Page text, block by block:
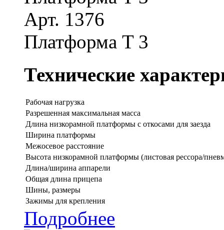
Арт. 1376
Платформа T 3
Технические
Рабочая нагрузка
Разрешенная максимальная масса
Длина низкорамной платформы с откосами для заезда
Ширина платформы
Межосевое расстояние
Высота низкорамной платформы (листовая рессора/
Длина/ширина аппарели
Общая длина прицепа
Шины, размеры
Зажимы для крепления
Подробнее